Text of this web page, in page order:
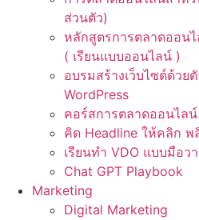
ส่วนตัว)
หลักสูตรการตลาดออน
( เรียนแบบออนไลน์ )
อบรมสร้างเว็บไซต์ด้วย
WordPress
คอร์สการตลาดออนไล
คิด Headline ให้คลิก พ
เรียนทำ VDO แบบมือว
Chat GPT Playbook
Marketing
Digital Marketing